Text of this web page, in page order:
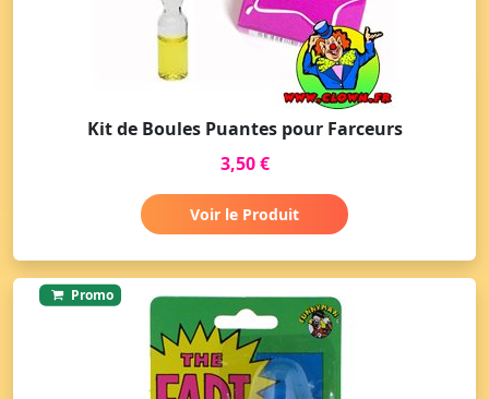
Kit de Boules Puantes pour Farceurs
3,50 €
Voir le Produit
Promo